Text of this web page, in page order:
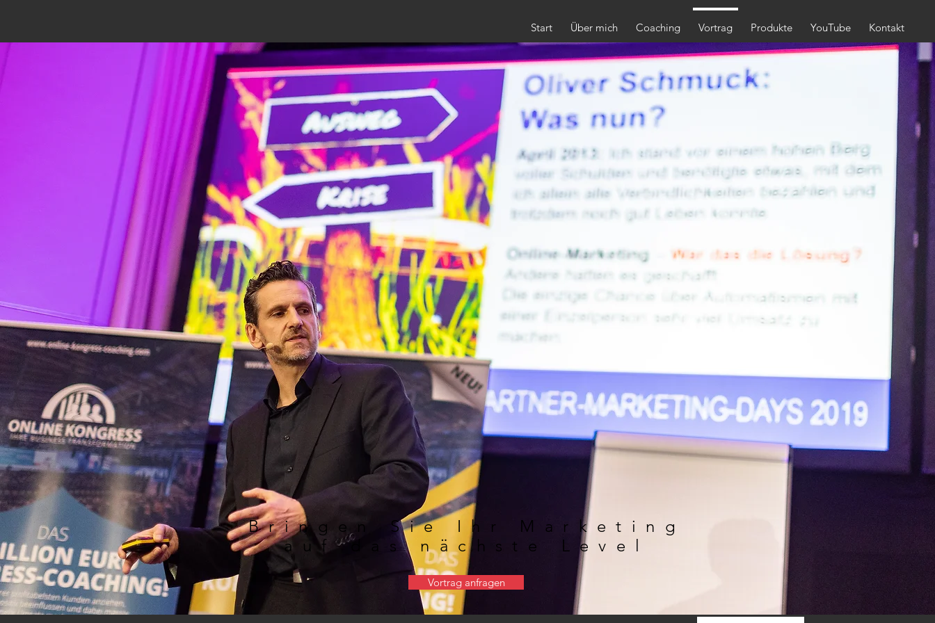
Start Über mich Coaching Vortrag Produkte YouTube Kontakt
Bringen Sie Ihr Marketing
auf das nächste Level
Vortrag anfragen